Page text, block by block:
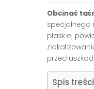
Obcinać
specjalnego
płaskiej
przed
Spis treści